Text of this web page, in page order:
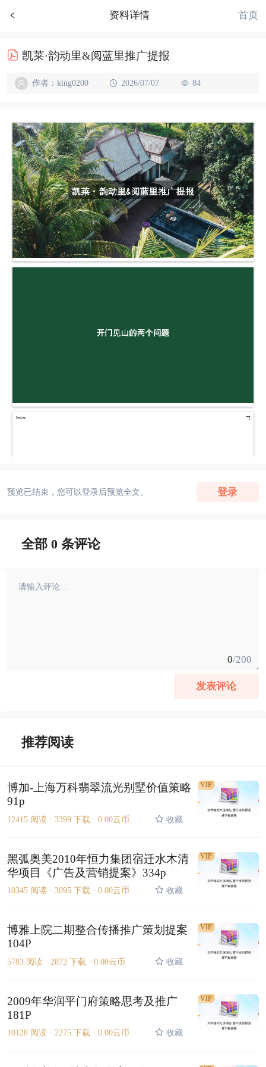
资料详情 首页
凯莱·韵动里&阅蓝里推广提报
作者：king0200 2026/07/07 84
预览已结束，您可以登录后预览全文。 登录
全部 0 条评论
0/200
发表评论
推荐阅读
博加-上海万科翡翠流光别墅价值策略
91p
12415 阅读 · 3399 下载 · 0.00云币 收藏
VIP
黑弧奥美2010年恒力集团宿迁水木清
华项目《广告及营销提案》334p
10345 阅读 · 3095 下载 · 0.00云币 收藏
VIP
博雅上院二期整合传播推广策划提案
104P
5783 阅读 · 2872 下载 · 0.00云币 收藏
VIP
2009年华润平门府策略思考及推广
181P
10128 阅读 · 2275 下载 · 0.00云币 收藏
VIP